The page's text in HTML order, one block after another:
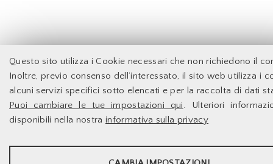
Questo sito utilizza i Cookie necessari che non richiedono il
Inoltre, previo consenso dell’interessato, il sito web utilizza i
alcuni servizi specifici sotto elencati e per la raccolta di dati
Puoi cambiare le tue impostazioni qui. Ulteriori
disponibili nella nostrainformativa sulla privacy
STATISTICHE